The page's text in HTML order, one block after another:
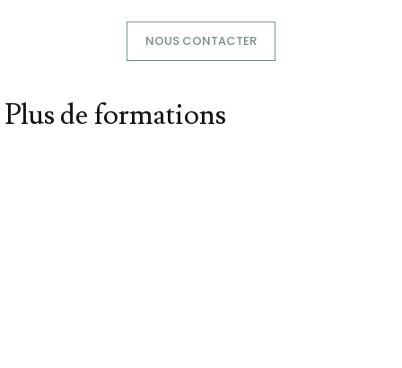
NOUS CONTACTER
Plus de formations